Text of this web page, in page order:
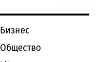
Бизнес
Общество